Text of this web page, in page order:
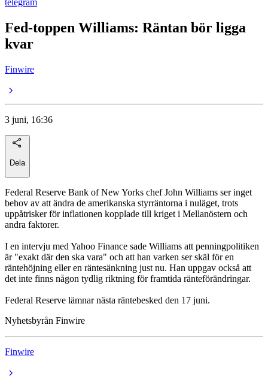
telegram
Fed-toppen Williams: Räntan bör ligga
kvar
Finwire
3 juni, 16:36
Dela
Federal Reserve Bank of New Yorks chef John Williams ser inget
behov av att ändra de amerikanska styrräntorna i nuläget, trots
uppåtrisker för inflationen kopplade till kriget i Mellanöstern och
andra faktorer.
I en intervju med Yahoo Finance sade Williams att penningpolitiken
är "exakt där den ska vara" och att han varken ser skäl för en
räntehöjning eller en räntesänkning just nu. Han uppgav också att
det inte finns någon tydlig riktning för framtida ränteförändringar.
Federal Reserve lämnar nästa räntebesked den 17 juni.
Nyhetsbyrån Finwire
Finwire